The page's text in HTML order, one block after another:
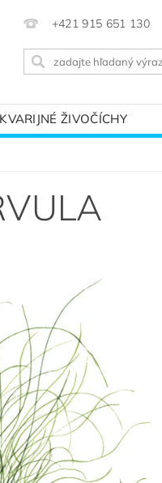
+421 915 651 130
ŽIVOČÍCHY